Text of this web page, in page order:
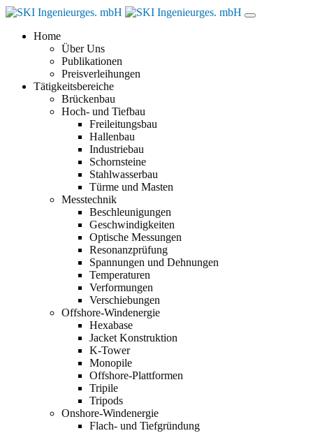
Home
Über Uns
Publikationen
Preisverleihungen
Tätigkeitsbereiche
Brückenbau
Hoch- und Tiefbau
Freileitungsbau
Hallenbau
Industriebau
Schornsteine
Stahlwasserbau
Türme und Masten
Messtechnik
Beschleunigungen
Geschwindigkeiten
Optische Messungen
Resonanzprüfung
Spannungen und Dehnungen
Temperaturen
Verformungen
Verschiebungen
Offshore-Windenergie
Hexabase
Jacket Konstruktion
K-Tower
Monopile
Offshore-Plattformen
Tripile
Tripods
Onshore-Windenergie
Flach- und Tiefgründung